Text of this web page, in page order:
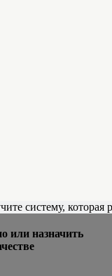
или назначить
систему, которая